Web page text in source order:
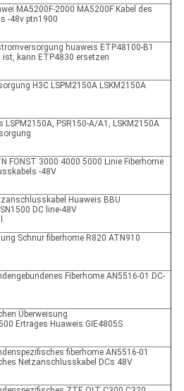
MA5200F-2000 MA5200F Kabel des
-48v ptn1900
huaweis ETP48100-B1
kann ETP4830 ersetzen
H3C LSPM2150A LSKM2150A
PSR150-A/A1, LSKM2150A
FONST 3000 4000 5000 Linie Fiberhome
-48V
Huaweis BBU
DC line-48V
Schnur fiberhome R820 ATN910
Fiberhome AN5516-01 DC-
Überweisung
Ertrages Huaweis GIE4805S
fiberhome AN5516-01
Netzanschlusskabel DCs 48V